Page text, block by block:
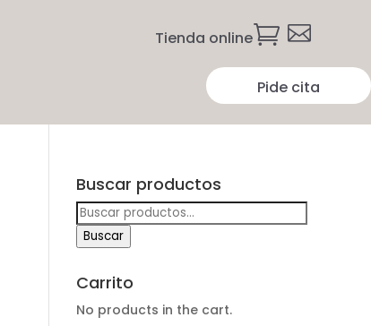
Tienda online 
Pide cita
Buscar productos
Buscar
por:
Buscar
Carrito
No products in the cart.